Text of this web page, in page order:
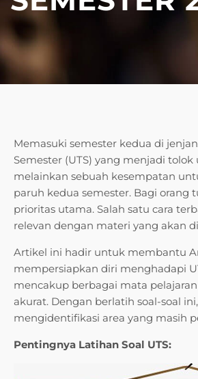
Memasuki semester kedua di
Semester (UTS) yang menjadi
melainkan sebuah kesempatan
paruh kedua semester. Bagi orang
prioritas utama. Salah satu cara
relevan dengan materi yang akan
Artikel ini hadir untuk membantu
mempersiapkan diri menghadapi
mencakup berbagai mata
akurat. Dengan berlatih soal-soal
mengidentifikasi area yang masih
Pentingnya Latihan Soal UTS: